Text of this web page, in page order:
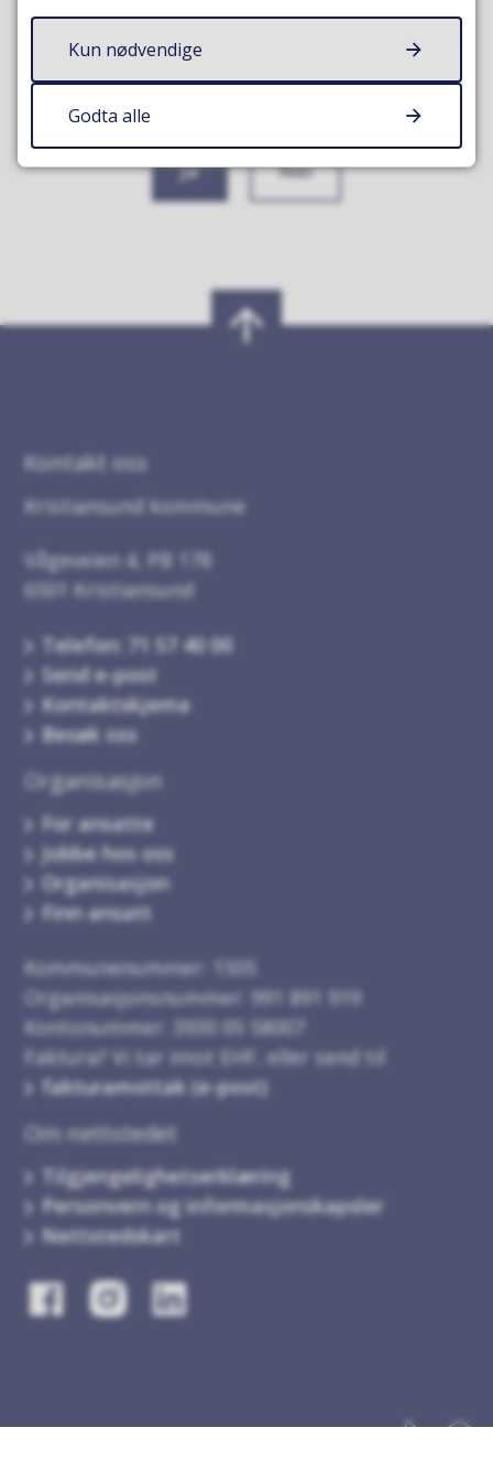
Fant du det du lette etter?
Ja Nei
Kontakt oss
Kristiansund kommune
Vågeveien 4, PB 178
6501 Kristiansund
Telefon: 71 57 40 00
Send e-post
Kontaktskjema
Besøk oss
Organisasjon
For ansatte
Jobbe hos oss
Organisasjon
Finn ansatt
Kommunenummer: 1505
Organisasjonsnummer: 991 891 919
Kontonummer: 3930 05 58007
Faktura? Vi tar imot EHF, eller send til
fakturamottak (e-post)
Om nettstedet
Tilgjengelighetserklæring
Personvern og informasjonskapsler
Nettstedskart
Kun nødvendige
Godta alle